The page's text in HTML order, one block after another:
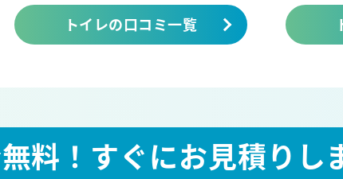
トイレの口コミ一覧
料！ すぐにお見積りし